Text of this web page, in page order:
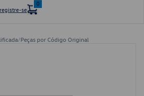
se
0
/Peças por Código Original